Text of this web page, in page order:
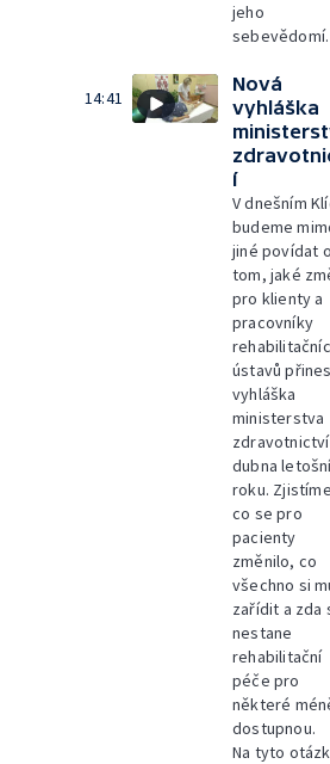
jeho
sebevědomí.
14:41
Nová
vyhláška
í
V dnešním
budeme
jiné povídat o
tom, jaké
pro klienty a
pracovníky
ústavů
vyhláška
ministerstva
dubna
roku.
co se pro
pacienty
změnilo, co
všechno si
zařídit a zda
nestane
rehabilitační
péče pro
některé
dostupnou.
Na tyto